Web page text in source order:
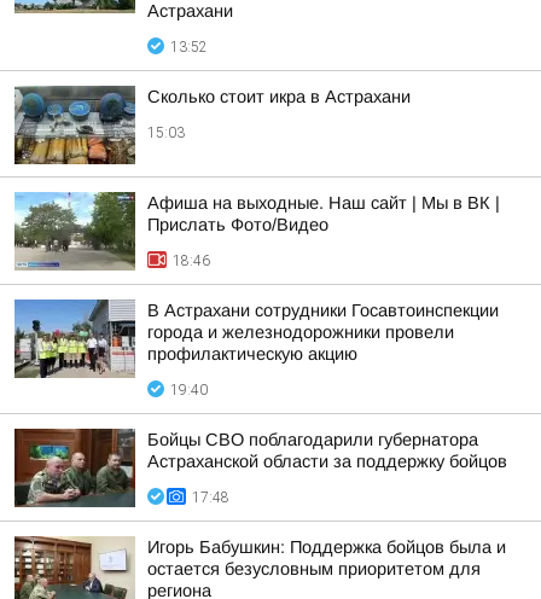
Астрахани
13:52
Сколько стоит икра в Астрахани
15:03
Афиша на выходные. Наш сайт | Мы в ВК |
Прислать Фото/Видео
18:46
В Астрахани сотрудники Госавтоинспекции
города и железнодорожники провели
профилактическую акцию
19:40
Бойцы СВО поблагодарили губернатора
Астраханской области за поддержку бойцов
17:48
Игорь Бабушкин: Поддержка бойцов была и
остается безусловным приоритетом для
региона